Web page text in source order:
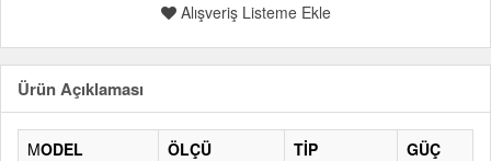
Alışveriş Listeme Ekle
Ürün Açıklaması
MODEL ÖLÇÜ TİP
GÜÇ